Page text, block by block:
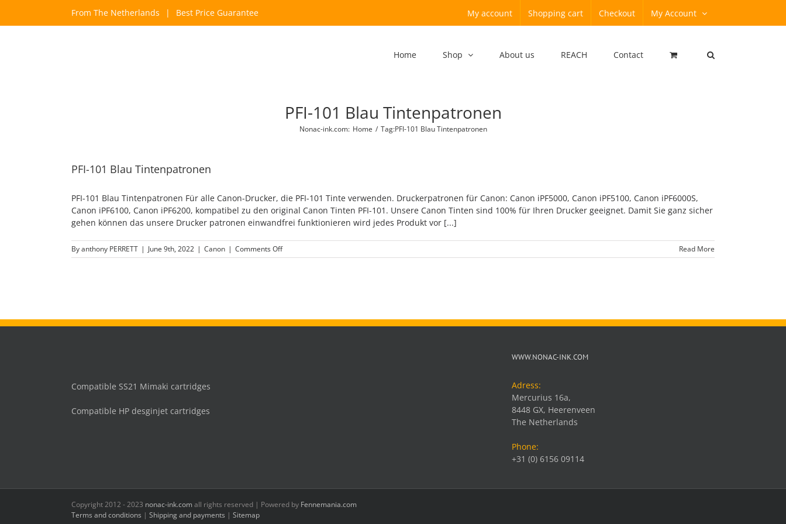
From The Netherlands | Best Price Guarantee My account Shopping cart Checkout My Account
Home Shop About us REACH Contact
PFI-101 Blau Tintenpatronen
Nonac-ink.com: Home / Tag:PFI-101 Blau Tintenpatronen
PFI-101 Blau Tintenpatronen
PFI-101 Blau Tintenpatronen Für alle Canon-Drucker, die PFI-101 Tinte verwenden. Druckerpatronen für Canon: Canon iPF5000, Canon iPF5100, Canon iPF6000S,
Canon iPF6100, Canon iPF6200, kompatibel zu den original Canon Tinten PFI-101. Unsere Canon Tinten sind 100% für Ihren Drucker geeignet. Damit Sie ganz sicher
gehen können das unsere Drucker patronen einwandfrei funktionieren wird jedes Produkt vor [...]
Byanthony PERRETT | June 9th, 2022 | Canon | Comments Offon
PFI-
Read More
Compatible SS21 Mimaki cartridges
Compatible HP desginjet cartridges
WWW.NONAC-INK.COM
Adress:
Mercurius 16a,
8448 GX, Heerenveen
The Netherlands
Phone:
+31 (0) 6156 09114
Copyright 2012 - 2023 nonac-ink.com all rights reserved | Powered by Fennemania.com
Terms and conditions | Shipping and payments | Sitemap